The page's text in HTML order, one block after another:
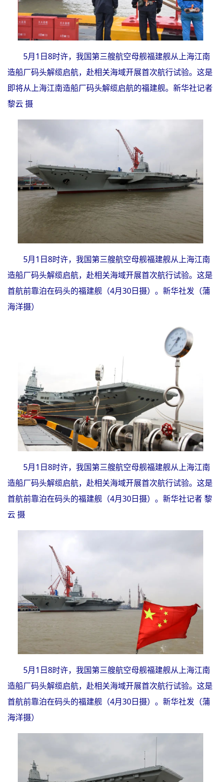
5月1日8时许，我国第三艘航空母舰福建舰从上海江南
造船厂码头解缆启航，赴相关海域开展首次航行试验。这是
即将从上海江南造船厂码头解缆启航的福建舰。新华社记者
黎云 摄
5月1日8时许，我国第三艘航空母舰福建舰从上海江南
造船厂码头解缆启航，赴相关海域开展首次航行试验。这是
首航前靠泊在码头的福建舰（4月30日摄）。新华社发（蒲
海洋摄）
5月1日8时许，我国第三艘航空母舰福建舰从上海江南
造船厂码头解缆启航，赴相关海域开展首次航行试验。这是
首航前靠泊在码头的福建舰（4月30日摄）。新华社记者 黎
云 摄
5月1日8时许，我国第三艘航空母舰福建舰从上海江南
造船厂码头解缆启航，赴相关海域开展首次航行试验。这是
首航前靠泊在码头的福建舰（4月30日摄）。新华社发（蒲
海洋摄）